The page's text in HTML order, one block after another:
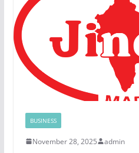
BUSINESS
November 28, 2025 admin